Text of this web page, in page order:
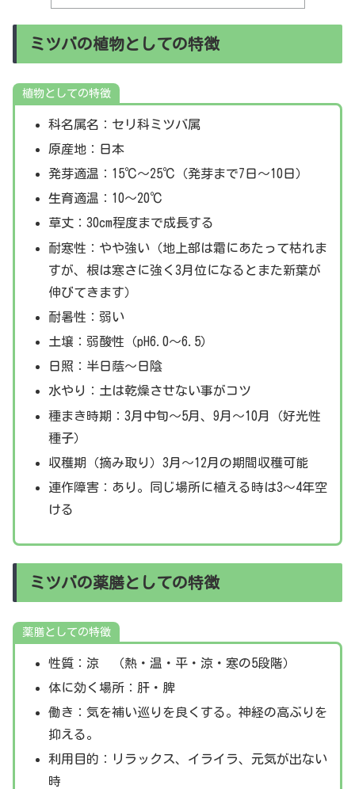
ミツバの植物としての特徴
植物としての特徴
科名属名：セリ科ミツバ属
原産地：日本
発芽適温：15℃～25℃（発芽まで7日～10日）
生育適温：10～20℃
草丈：30cm程度まで成長する
耐寒性：やや強い（地上部は霜にあたって枯れま
すが、根は寒さに強く3月位になるとまた新葉が
伸びてきます）
耐暑性：弱い
土壌：弱酸性（pH6.0～6.5）
日照：半日蔭～日陰
水やり：土は乾燥させない事がコツ
種まき時期：3月中旬～5月、9月～10月（好光性
種子）
収穫期（摘み取り）3月～12月の期間収穫可能
連作障害：あり。同じ場所に植える時は3～4年空
ける
ミツバの薬膳としての特徴
薬膳としての特徴
性質：涼 （熱・温・平・涼・寒の5段階）
体に効く場所：肝・脾
働き：気を補い巡りを良くする。神経の高ぶりを
抑える。
利用目的：リラックス、イライラ、元気が出ない
時